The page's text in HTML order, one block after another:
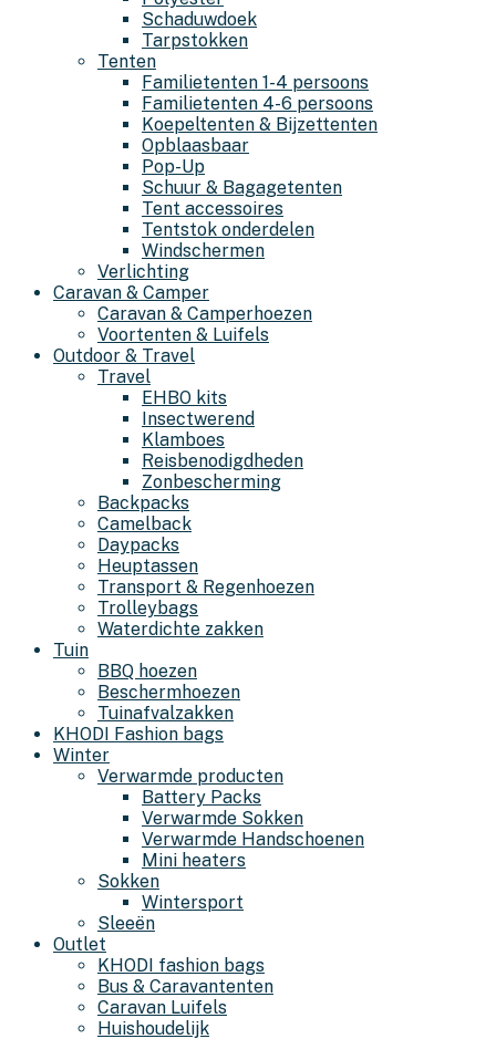
Schaduwdoek
Tarpstokken
Tenten
Familietenten 1-4 persoons
Familietenten 4-6 persoons
Koepeltenten & Bijzettenten
Opblaasbaar
Pop-Up
Schuur & Bagagetenten
Tent accessoires
Tentstok onderdelen
Windschermen
Verlichting
Caravan & Camper
Caravan & Camperhoezen
Voortenten & Luifels
Outdoor & Travel
Travel
EHBO kits
Insectwerend
Klamboes
Reisbenodigdheden
Zonbescherming
Backpacks
Camelback
Daypacks
Heuptassen
Transport & Regenhoezen
Trolleybags
Waterdichte zakken
Tuin
BBQ hoezen
Beschermhoezen
Tuinafvalzakken
KHODI Fashion bags
Winter
Verwarmde producten
Battery Packs
Verwarmde Sokken
Verwarmde Handschoenen
Mini heaters
Sokken
Wintersport
Sleeën
Outlet
KHODI fashion bags
Bus & Caravantenten
Caravan Luifels
Huishoudelijk